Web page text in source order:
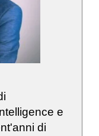
e
di